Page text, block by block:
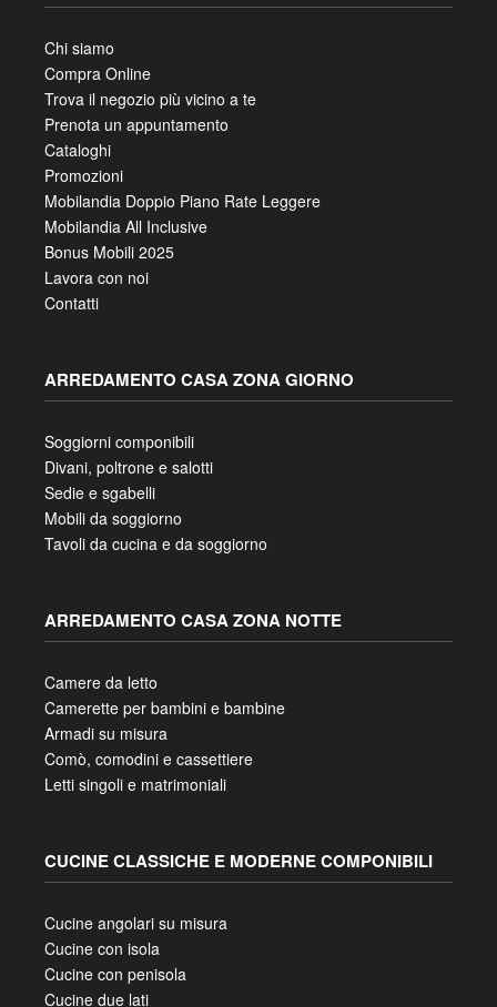
Chi siamo
Compra Online
Trova il negozio più vicino a te
Prenota un appuntamento
Cataloghi
Promozioni
Mobilandia Doppio Piano Rate Leggere
Mobilandia All Inclusive
Bonus Mobili 2025
Lavora con noi
Contatti
ARREDAMENTO CASA ZONA GIORNO
Soggiorni componibili
Divani, poltrone e salotti
Sedie e sgabelli
Mobili da soggiorno
Tavoli da cucina e da soggiorno
ARREDAMENTO CASA ZONA NOTTE
Camere da letto
Camerette per bambini e bambine
Armadi su misura
Comò, comodini e cassettiere
Letti singoli e matrimoniali
CUCINE CLASSICHE E MODERNE COMPONIBILI
Cucine angolari su misura
Cucine con isola
Cucine con penisola
Cucine due lati